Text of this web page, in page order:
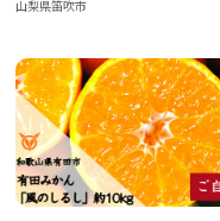
山梨県笛吹市